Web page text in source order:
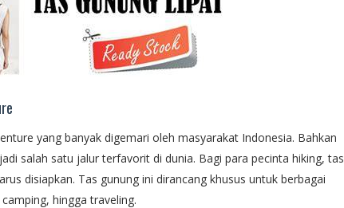
yang banyak digemari oleh masyarakat Indonesia. Bahkan
salah satu jalur terfavorit di dunia. Bagi para pecinta hiking, tas
disiapkan. Tas gunung ini dirancang khusus untuk berbagai
hingga traveling.